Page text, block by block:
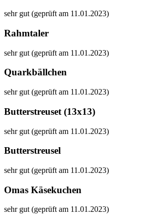
sehr gut (geprüft am 11.01.2023)
Rahmtaler
sehr gut (geprüft am 11.01.2023)
Quarkbällchen
sehr gut (geprüft am 11.01.2023)
Butterstreuset (13x13)
sehr gut (geprüft am 11.01.2023)
Butterstreusel
sehr gut (geprüft am 11.01.2023)
Omas Käsekuchen
sehr gut (geprüft am 11.01.2023)